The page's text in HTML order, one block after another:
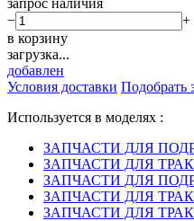
−
+
в корзину
загрузка...
добавлен
Условия доставки Подобрать
Используется в моделях :
ЗАПЧАСТИ ДЛЯ
ЗАПЧАСТИ ДЛЯ
ЗАПЧАСТИ ДЛЯ
ЗАПЧАСТИ ДЛЯ
ЗАПЧАСТИ ДЛЯ